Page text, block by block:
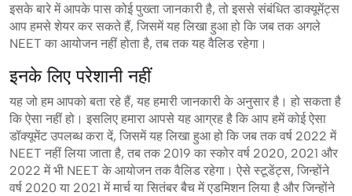
इसके बारे में आपके पास कोई पुख्ता जानकारी है, तो इससे संबंधित डाक्यूमेंट्स
आप हमसे शेयर कर सकते हैं, जिसमें यह लिखा हुआ हो कि जब तक अगले
NEET का आयोजन नहीं होता है, तब तक यह वैलिड रहेगा।
इनके लिए परेशानी नहीं
यह जो हम आपको बता रहे हैं, यह हमारी जानकारी के अनुसार है। हो सकता है
कि ऐसा नहीं हो। इसलिए हमारा आपसे यह आग्रह है कि आप हमें कोई ऐसा
डॉक्यूमेंट उपलब्ध करा दें, जिसमें यह लिखा हुआ हो कि जब तक वर्ष 2022 में
NEET नहीं लिया जाता है, तब तक 2019 का स्कोर वर्ष 2020, 2021 और
2022 में भी NEET के आयोजन तक वैलिड रहेगा। ऐसे स्टूडेंट्स, जिन्होंने
वर्ष 2020 या 2021 में मार्च या सितंबर बैच में एडमिशन लिया है और जिन्होंने